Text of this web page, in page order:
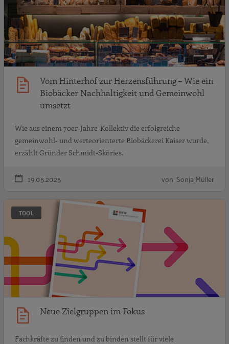
Vom Hinterhof zur Herzensführung – Wie ein
Biobäcker Nachhaltigkeit und Gemeinwohl
umsetzt
Wie aus einem 70er-Jahre-Kollektiv die erfolgreiche
gemeinwohl- und werteorienterte Biobäckerei Kaiser wurde,
erzählt Gründer Schmidt-Sköries.
19.05.2025 von Sonja Müller
TOOL
Neue Zielgruppen im Fokus
Fachkräfte zu finden und zu binden stellt für viele